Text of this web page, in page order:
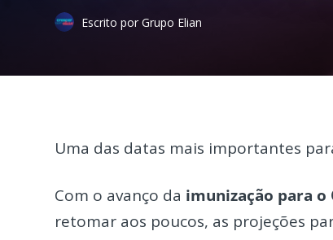
Escrito por Grupo Elian
Uma das datas mais importantes
Com o avanço da imunização para o
retomar aos poucos, as projeções